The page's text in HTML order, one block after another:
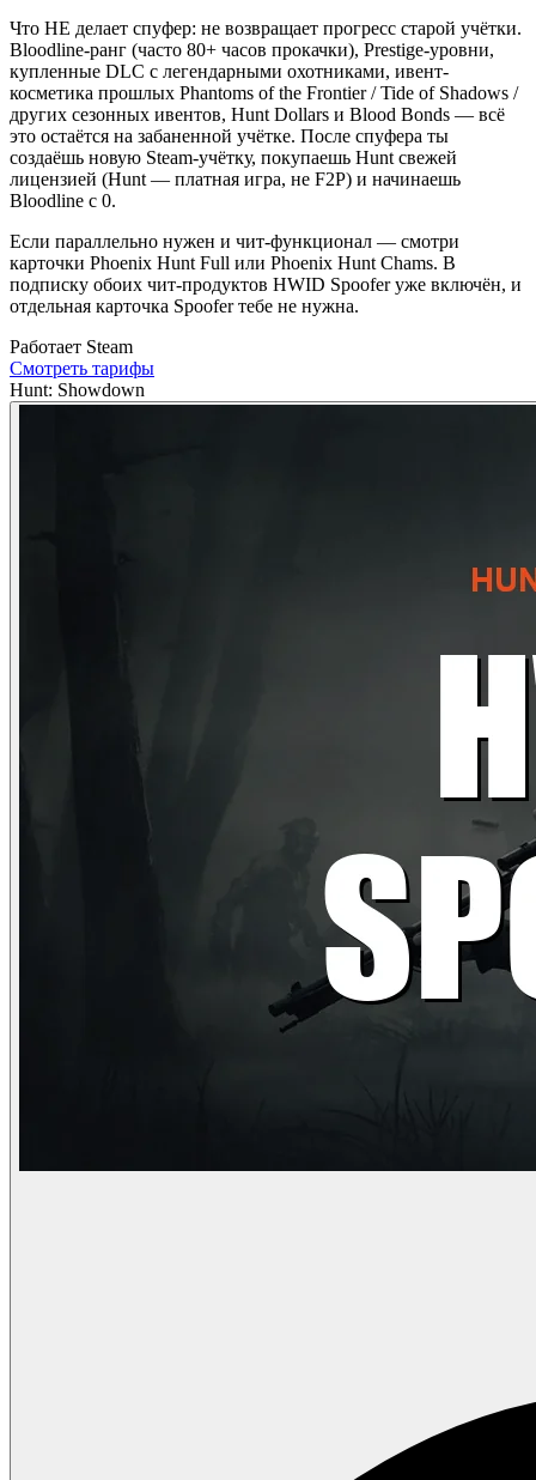
Что НЕ делает спуфер: не возвращает прогресс старой учётки.
Bloodline-ранг (часто 80+ часов прокачки), Prestige-уровни,
купленные DLC с легендарными охотниками, ивент-
косметика прошлых Phantoms of the Frontier / Tide of Shadows /
других сезонных ивентов, Hunt Dollars и Blood Bonds — всё
это остаётся на забаненной учётке. После спуфера ты
создаёшь новую Steam-учётку, покупаешь Hunt свежей
лицензией (Hunt — платная игра, не F2P) и начинаешь
Bloodline с 0.
Если параллельно нужен и чит-функционал — смотри
карточки Phoenix Hunt Full или Phoenix Hunt Chams. В
подписку обоих чит-продуктов HWID Spoofer уже включён, и
отдельная карточка Spoofer тебе не нужна.
Работает Steam
Смотреть тарифы
Hunt: Showdown